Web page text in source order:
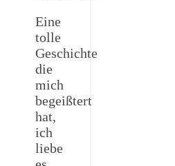
Eine
tolle
Geschichte
die
mich
begeißtert
hat,
ich
liebe